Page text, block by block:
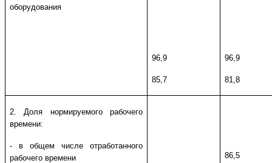
оборудования
96,9
85,7
96,9
81,8
2. Доля нормируемого рабочего
времени:
- в общем числе отработанного
рабочего времени
86,5